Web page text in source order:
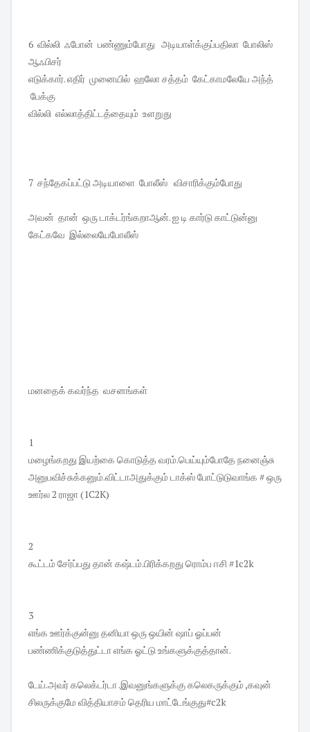
6 வில்லி ஃபோன் பண்ணும்போது அடியாள்க்குப்பதிலா போலிஸ்
ஆஃபிசர்
எடுக்கார். எதிர் முனையில் ஹலோ சத்தம் கேட்காமலேயே அந்த்
பேக்கு
வில்லி எல்லாத்திட்டத்தையும் உளறுது
7 சந்தேகப்பட்டு அடியாளை போலீஸ் விசாரிக்கும்போது
அவன் தான் ஒரு டாக்டர்ங்கறாஆன். ஐ டி கார்டு காட்டுன்னு
கேட்கவே இல்லையேபோலீஸ்
மனதைக் கவர்ந்த வசனங்கள்
1
மழைங்கறது இயற்கை கொடுத்த வரம்.பெய்யும்போதே நனைஞ்சு
அனுபவிச்சுக்கனும்.விட்டாஅதுக்கும் டாக்ஸ் போட்டுடுவாங்க # ஒரு
ஊர்ல 2 ராஜா (1C2K)
2
கூட்டம் சேர்ப்பது தான் கஷ்டம்.பிரிக்கறது ரொம்ப ஈசி #1c2k
3
எங்க ஊர்க்குன்னு தனியா ஒரு ஒயின் ஷாப் ஓப்பன்
பண்ணிக்குடுத்துட்டா எங்க ஓட்டு உங்களுக்குத்தான்.
டேய்.அவர் கலெக்டர்டா .இவனுங்களுக்கு கலெகருக்கும் ,கவுன்
சிலருக்குமே வித்தியாசம் தெரிய மாட்டேங்குது#c2k